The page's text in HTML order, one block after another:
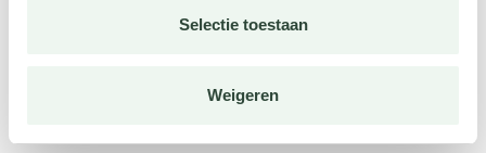
Selectie toestaan
Weigeren